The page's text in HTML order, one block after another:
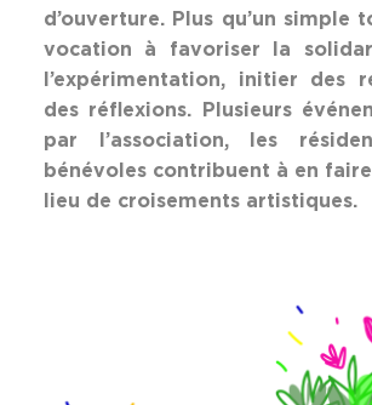
d’ouverture. Plus qu’un simple
vocation à favoriser la
l’expérimentation, initier des
des réflexions. Plusieurs
par l’association, les
bénévoles contribuent à en
lieu de croisements artistiques.